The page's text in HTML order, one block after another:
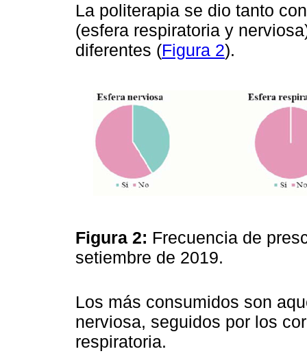
La politerapia se dio tanto
(esfera respiratoria y
diferentes (Figura 2).
Figura 2: Frecuencia de
setiembre de 2019.
Los más consumidos son
nerviosa, seguidos por los
respiratoria.